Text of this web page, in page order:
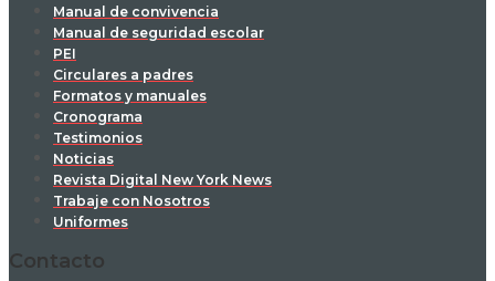
Manual de convivencia
Manual de seguridad escolar
PEI
Circulares a padres
Formatos y manuales
Cronograma
Testimonios
Noticias
Revista Digital New York News
Trabaje con Nosotros
Uniformes
Contacto